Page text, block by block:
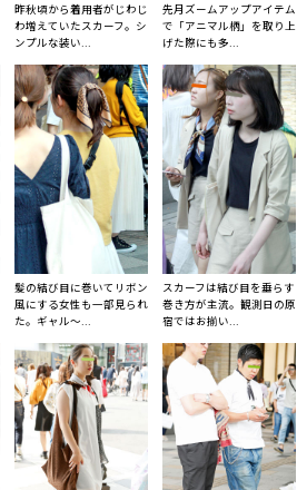
昨秋頃から着用者がじわじ
わ増えていたスカーフ。シ
ンプルな装い...
先月ズームアップアイテム
で「アニマル柄」を取り上
げた際にも多...
髪の結び目に巻いてリボン
風にする女性も一部見られ
た。ギャル〜...
スカーフは結び目を垂らす
巻き方が主流。観測日の原
宿ではお揃い...